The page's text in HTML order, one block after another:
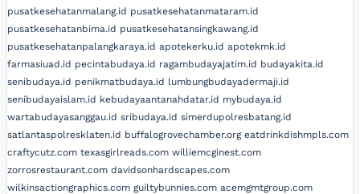
pusatkesehatanmalang.id pusatkesehatanmataram.id
pusatkesehatanbima.id pusatkesehatansingkawang.id
pusatkesehatanpalangkaraya.id apotekerku.id apotekmk.id
farmasiuad.id pecintabudaya.id ragambudayajatim.id budayakita.id
senibudaya.id penikmatbudaya.id lumbungbudayadermaji.id
senibudayaislam.id kebudayaantanahdatar.id mybudaya.id
wartabudayasanggau.id sribudaya.id simerdupolresbatang.id
satlantaspolresklaten.id buffalogrovechamber.org eatdrinkdishmpls.com
craftycutz.com texasgirlreads.com williemcginest.com
zorrosrestaurant.com davidsonhardscapes.com
wilkinsactiongraphics.com guiltybunnies.com acemgmtgroup.com